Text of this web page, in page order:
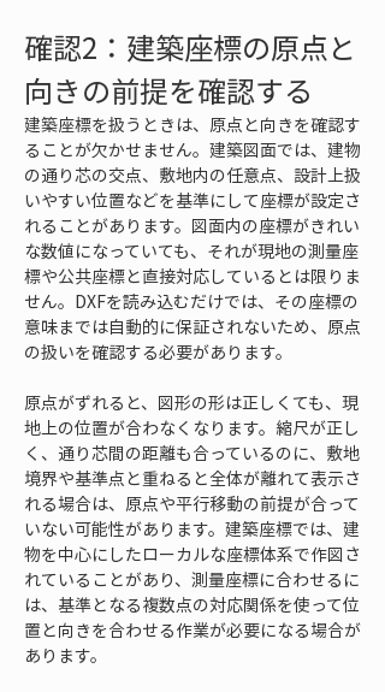
確認2：建築座標の原点と
向きの前提を確認する
建築座標を扱うときは、原点と向きを確認す
ることが欠かせません。建築図面では、建物
の通り芯の交点、敷地内の任意点、設計上扱
いやすい位置などを基準にして座標が設定さ
れることがあります。図面内の座標がきれい
な数値になっていても、それが現地の測量座
標や公共座標と直接対応しているとは限りま
せん。DXFを読み込むだけでは、その座標の
意味までは自動的に保証されないため、原点
の扱いを確認する必要があります。
原点がずれると、図形の形は正しくても、現
地上の位置が合わなくなります。縮尺が正し
く、通り芯間の距離も合っているのに、敷地
境界や基準点と重ねると全体が離れて表示さ
れる場合は、原点や平行移動の前提が合って
いない可能性があります。建築座標では、建
物を中心にしたローカルな座標体系で作図さ
れていることがあり、測量座標に合わせるに
は、基準となる複数点の対応関係を使って位
置と向きを合わせる作業が必要になる場合が
あります。